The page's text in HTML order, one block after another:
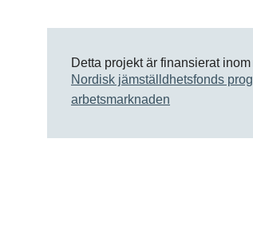
Detta projekt är finansierat
Nordisk jämställdhetsfonds
arbetsmarknaden